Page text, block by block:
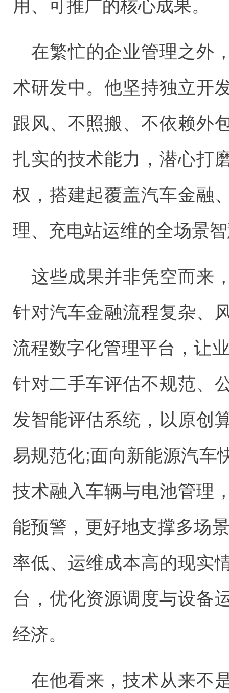
用、可推广的核心成果。
在繁忙的企业管理之外
术研发中。他坚持独立开
跟风、不照搬、不依赖外
扎实的技术能力，潜心打
权，搭建起覆盖汽车金融
理、充电站运维的全场景
这些成果并非凭空而来
针对汽车金融流程复杂、
流程数字化管理平台，让
针对二手车评估不规范、
发智能评估系统，以原创
易规范化;面向新能源汽车
技术融入车辆与电池管理
能预警，更好地支撑多场
率低、运维成本高的现实
台，优化资源调度与设备
经济。
在他看来，技术从来不